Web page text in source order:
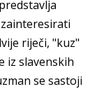
riječi, "kuz"
iz slavenskih
se sastoji